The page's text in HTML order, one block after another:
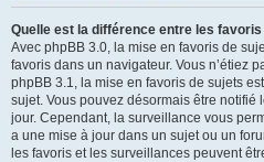
Quelle est la différence entre les
Avec phpBB 3.0, la mise en favoris de
favoris dans un navigateur. Vous n’étiez
phpBB 3.1, la mise en favoris de sujets
sujet. Vous pouvez désormais être notifié
jour. Cependant, la surveillance vous
a une mise à jour dans un sujet ou un
les favoris et les surveillances peuvent